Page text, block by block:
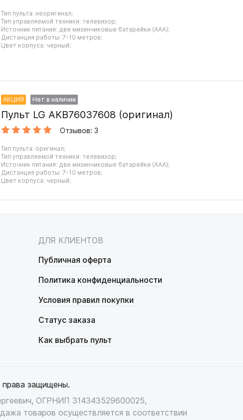
Тип пульта: неоригинал;
Тип управляемой техники: телевизор;
Источник питания: две мизинчиковые батарейки (AAA);
Дистанция работы: 7-10 метров;
Цвет корпуса: черный;
АКЦИЯ Нет в наличии
Пульт LG AKB76037608 (оригинал)
Отзывов: 3
Тип пульта: оригинал;
Тип управляемой техники: телевизор;
Источник питания: две мизинчиковые батарейки (AAA);
Дистанция работы: 7-10 метров;
Цвет корпуса: черный;
ДЛЯ КЛИЕНТОВ
Публичная оферта
Политика конфиденциальности
Условия правил покупки
Статус заказа
Как выбрать пульт
защищены.
ОГРНИП 314343529600025,
товаров осуществляется в соответствии